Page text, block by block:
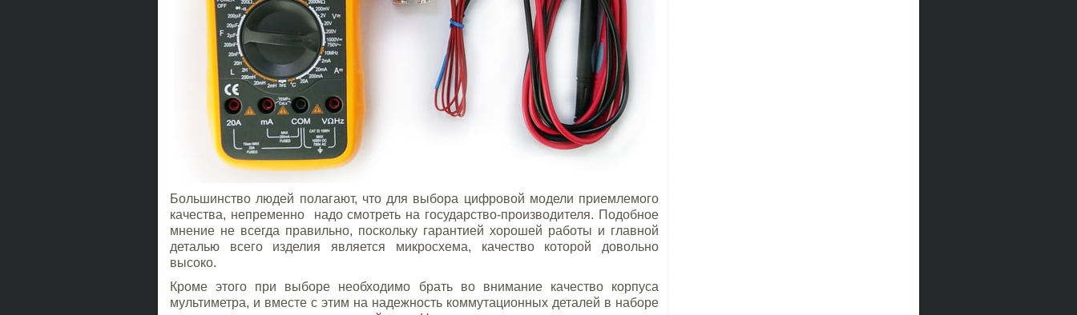
Большинство людей полагают, что для выбора цифровой модели приемлемого
качества, непременно надо смотреть на государство-производителя. Подобное
мнение не всегда правильно, поскольку гарантией хорошей работы и главной
деталью всего изделия является микросхема, качество которой довольно
высоко.
Кроме этого при выборе необходимо брать во внимание качество корпуса
мультиметра, и вместе с этим на надежность коммутационных деталей в наборе